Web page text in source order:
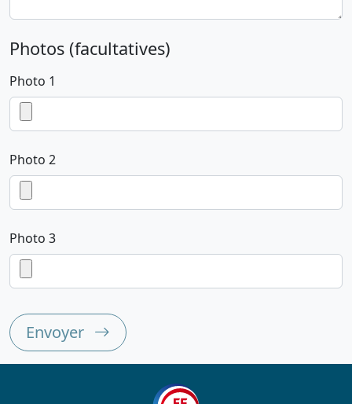
Photos (facultatives)
Photo 1
Photo 2
Photo 3
Envoyer